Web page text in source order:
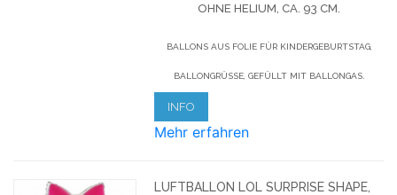
OHNE HELIUM, CA. 93 CM.
BALLONS AUS FOLIE FÜR KINDERGEBURTSTAG,
BALLONGRÜSSE, GEFÜLLT MIT BALLONGAS.
INFO
Mehr erfahren
LUFTBALLON LOL SURPRISE SHAPE,